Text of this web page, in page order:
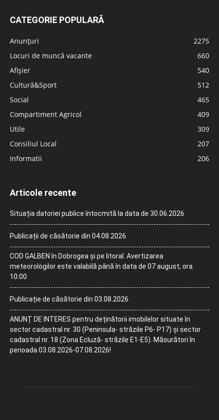
CATEGORIE POPULARĂ
Anunțuri
2275
Locuri de muncă vacante
660
Afișier
540
Cultură&Sport
512
Social
465
Compartiment Agricol
409
Utile
309
Consiliul Local
207
Informatii
206
Articole recente
Situația datoriei publice întocmită la data de 30.06.2026
Publicații de căsătorie din 04.08.2026
COD GALBEN în Dobrogea și pe litoral. Avertizarea
meteorologilor este valabilă până în data de 07 august, ora
10:00
Publicație de căsătorie din 03.08.2026
ANUNȚ DE INTERES pentru deținătorii imobilelor situate în
sector cadastral nr. 30 (Peninsula- străzile P6- P17) și sector
cadastral nr. 18 (Zona Ecluză- străzile E1-E5). Măsurători în
perioada 03.08.2026-07.08.2026!